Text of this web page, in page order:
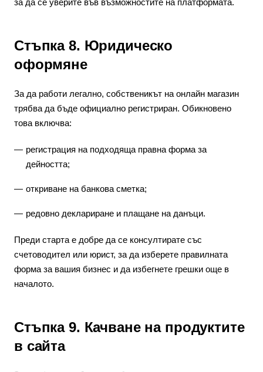
Стъпка 8. Юридическо
оформяне
За да работи легално, собственикът на онлайн магазин
трябва да бъде официално регистриран. Обикновено
това включва:
регистрация на подходяща правна форма за
дейността;
откриване на банкова сметка;
редовно деклариране и плащане на данъци.
Преди старта е добре да се консултирате със
счетоводител или юрист, за да изберете правилната
форма за вашия бизнес и да избегнете грешки още в
началото.
Стъпка 9. Качване на продуктите
в сайта